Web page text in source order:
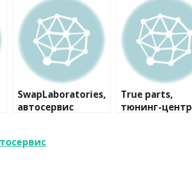
SwapLaboratories,
автосервис
True parts,
тюнинг-центр